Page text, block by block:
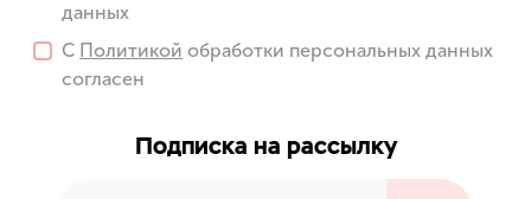
данных
С Политикой обработки персональных данных
согласен
Подписка на рассылку